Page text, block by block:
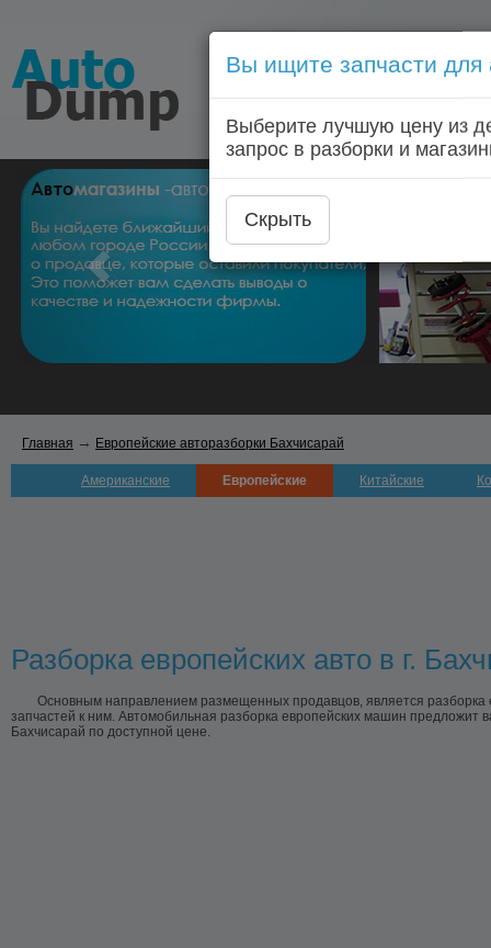
Голосовой запрос
Главная
Главная → Европейские авторазборки Бахчисарай
Американские Европейские Китайские
Разборка европейских авто в г.
Основным направлением размещенных продавцов, является разборка
запчастей к ним. Автомобильная разборка европейских машин предложит
Бахчисарай по доступной цене.
Вы ищите запчасти для
Выберите лучшую цену из
запрос в разборки и
Скрыть